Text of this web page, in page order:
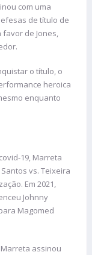
com uma
de título de
favor de Jones,
o título, o
heroica
enquanto
19, Marreta
vs. Teixeira
Em 2021,
Johnny
Magomed
assinou